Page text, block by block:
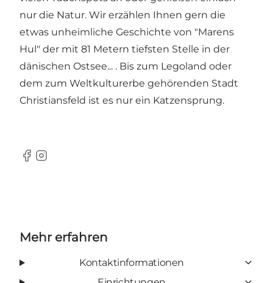
nur die Natur. Wir erzählen Ihnen gern die
etwas unheimliche Geschichte von "Marens
Hul" der mit 81 Metern tiefsten Stelle in der
dänischen Ostsee... . Bis zum Legoland oder
dem zum Weltkulturerbe gehörenden Stadt
Christiansfeld ist es nur ein Katzensprung.
Facebook
Instagram
Mehr erfahren
Kontaktinformationen